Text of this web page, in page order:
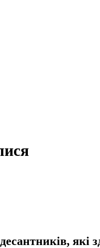
які